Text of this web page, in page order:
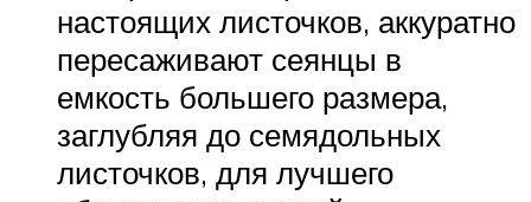
настоящих листочков, аккуратно
пересаживают сеянцы в
емкость большего размера,
заглубляя до семядольных
листочков, для лучшего